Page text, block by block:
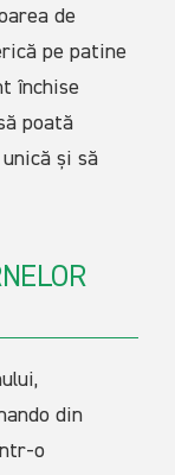
de
pe patine
închise
poată
și să
din
o